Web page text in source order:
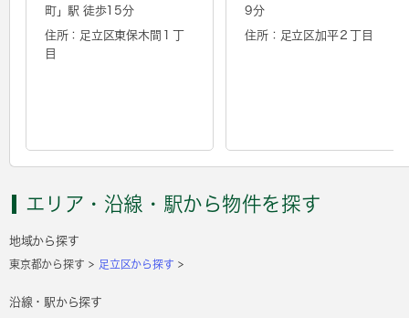
町」駅 徒歩15分
住所：足立区東保木間１丁
目
9分
住所：足立区加平２丁目
エリア・沿線・駅から物件を探す
地域から探す
東京都から探す 足立区から探す
沿線・駅から探す